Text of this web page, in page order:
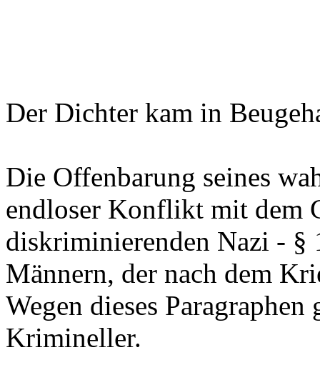
Der Dichter kam in
Die Offenbarung seines
endloser Konflikt mit dem
diskriminierenden Nazi - §
Männern, der nach dem
Wegen dieses
Krimineller.